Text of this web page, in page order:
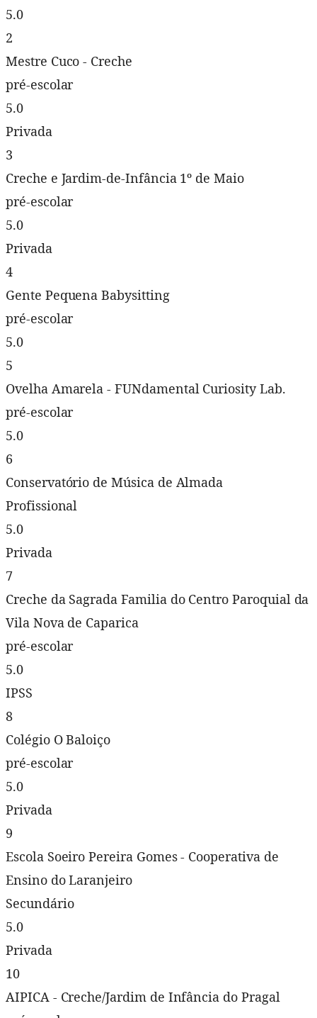
5.0
2
Mestre Cuco - Creche
pré-escolar
5.0
Privada
3
Creche e Jardim-de-Infância 1º de Maio
pré-escolar
5.0
Privada
4
Gente Pequena Babysitting
pré-escolar
5.0
5
Ovelha Amarela - FUNdamental Curiosity Lab.
pré-escolar
5.0
6
Conservatório de Música de Almada
Profissional
5.0
Privada
7
Creche da Sagrada Familia do Centro Paroquial da
Vila Nova de Caparica
pré-escolar
5.0
IPSS
8
Colégio O Baloiço
pré-escolar
5.0
Privada
9
Escola Soeiro Pereira Gomes - Cooperativa de
Ensino do Laranjeiro
Secundário
5.0
Privada
10
AIPICA - Creche/Jardim de Infância do Pragal